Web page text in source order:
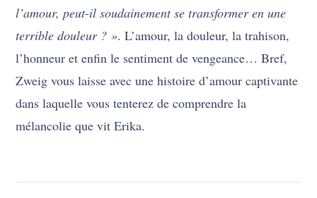
l’amour, peut-il soudainement se transformer en une
terrible douleur ? ». L’amour, la douleur, la trahison,
l’honneur et enfin le sentiment de vengeance… Bref,
Zweig vous laisse avec une histoire d’amour captivante
dans laquelle vous tenterez de comprendre la
mélancolie que vit Erika.